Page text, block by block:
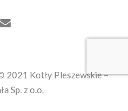
2021 Kotły Pleszewskie –
Sp. z o.o.